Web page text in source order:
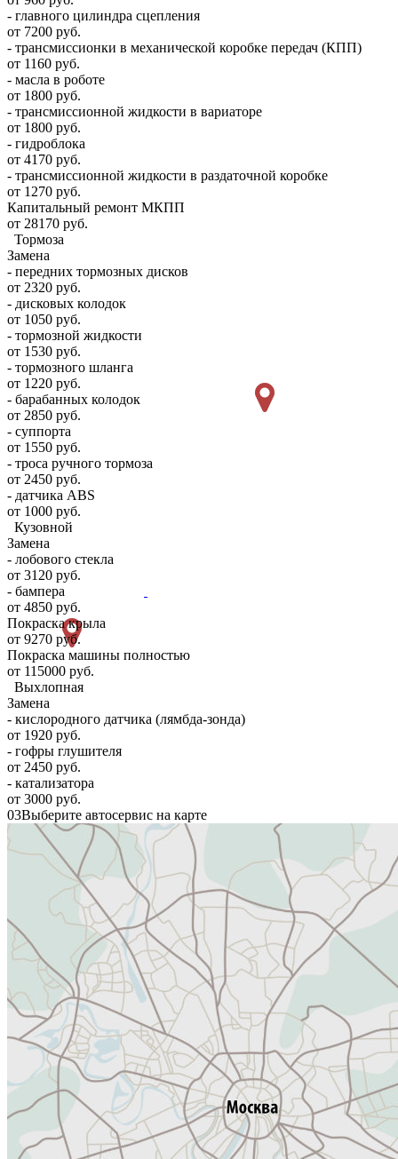
- главного цилиндра сцепления
от 7200 руб.
- трансмиссионки в механической коробке передач (КПП)
от 1160 руб.
- масла в роботе
от 1800 руб.
- трансмиссионной жидкости в вариаторе
от 1800 руб.
- гидроблока
от 4170 руб.
- трансмиссионной жидкости в раздаточной коробке
от 1270 руб.
Капитальный ремонт МКПП
от 28170 руб.
Тормоза
Замена
- передних тормозных дисков
от 2320 руб.
- дисковых колодок
от 1050 руб.
- тормозной жидкости
от 1530 руб.
- тормозного шланга
от 1220 руб.
- барабанных колодок
от 2850 руб.
- суппорта
от 1550 руб.
- троса ручного тормоза
от 2450 руб.
- датчика ABS
от 1000 руб.
Кузовной
Замена
- лобового стекла
от 3120 руб.
- бампера
от 4850 руб.
Покраска крыла
от 9270 руб.
Покраска машины полностью
от 115000 руб.
Выхлопная
Замена
- кислородного датчика (лямбда-зонда)
от 1920 руб.
- гофры глушителя
от 2450 руб.
- катализатора
от 3000 руб.
03Выберите автосервис на карте